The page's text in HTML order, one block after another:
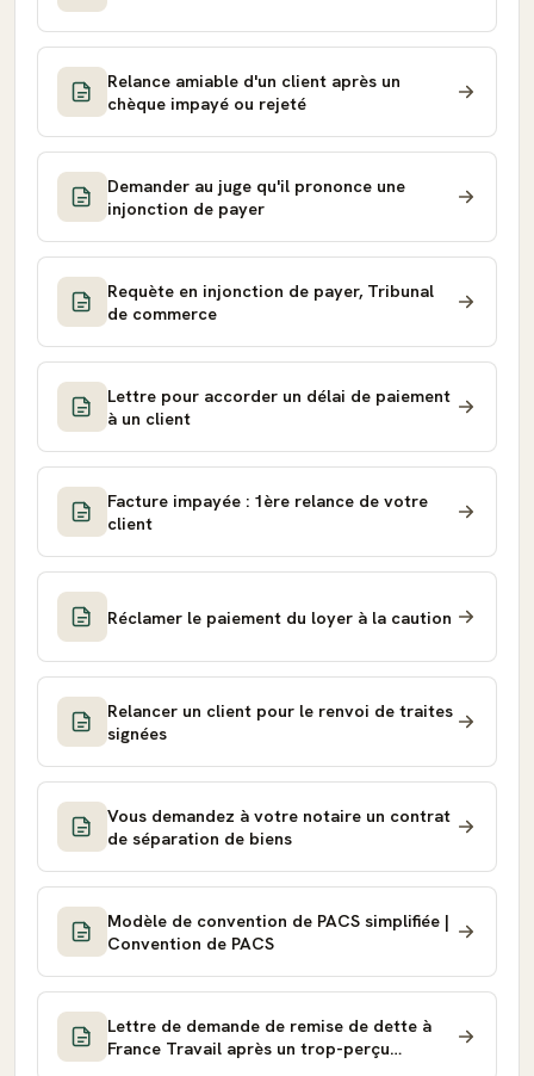
Relance amiable d'un client après un
chèque impayé ou rejeté
Demander au juge qu'il prononce une
injonction de payer
Requète en injonction de payer, Tribunal
de commerce
Lettre pour accorder un délai de paiement
à un client
Facture impayée : 1ère relance de votre
client
Réclamer le paiement du loyer à la caution
Relancer un client pour le renvoi de traites
signées
Vous demandez à votre notaire un contrat
de séparation de biens
Modèle de convention de PACS simplifiée |
Convention de PACS
Lettre de demande de remise de dette à
France Travail après un trop-perçu